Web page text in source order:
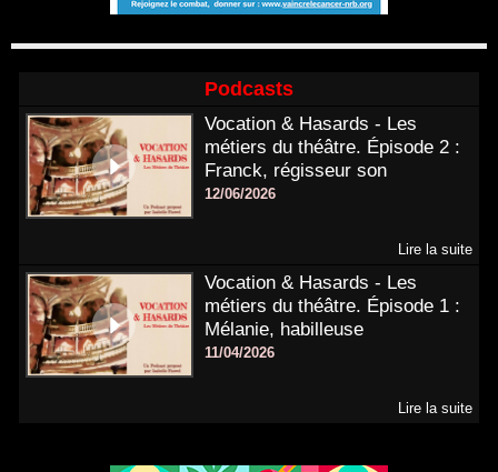
Podcasts
Vocation & Hasards - Les
métiers du théâtre. Épisode 2 :
Franck, régisseur son
12/06/2026
Lire la suite
Vocation & Hasards - Les
métiers du théâtre. Épisode 1 :
Mélanie, habilleuse
11/04/2026
Lire la suite